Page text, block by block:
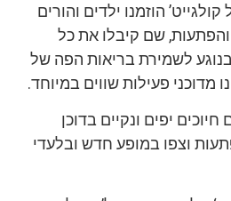
הוזמנו ילדים והורים
והפתעות, שם קיבלו את כל
לשמירת בריאות הפה של
מדוכני פעילות שווים במיוחד.
יפים ונקיים בדוכן
וצפו במופע חדש ובלעדי